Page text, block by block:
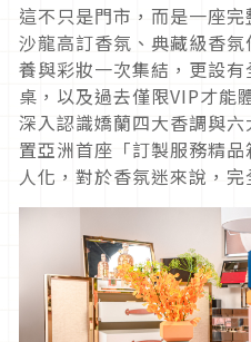
這不只是門市，而是一座
沙龍高訂香氛、典藏級香
養與彩妝一次集結，更設
桌，以及過去僅限VIP才能
深入認識嬌蘭四大香調與
置亞洲首座「訂製服務精
人化，對於香氛迷來說，